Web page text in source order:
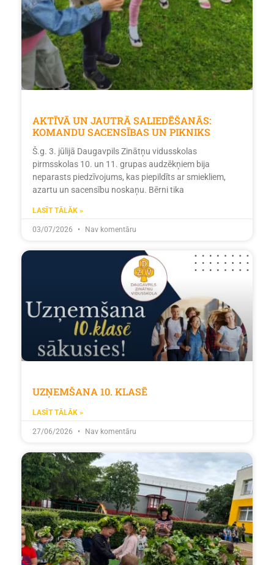
AKTĪVĀ UN JAUTRĀ SALIEDĒŠANĀS:
KOMANDU SACENSĪBAS UN PIKNIKS
Š.g. 3. jūlijā Daugavpils Zinātņu vidusskolas
pirmsskolas 10. un 11. grupas audzēkņiem bija
neparasts piedzīvojums, kas piepildīts ar smiekliem,
azartu un sacensību noskaņu. Bērni tika
LASĪT TĀLĀK »
03/07/2026 Nav komentāru
UZŅEMŠANA 10. KLASĒ
LASĪT TĀLĀK »
27/06/2026 Nav komentāru